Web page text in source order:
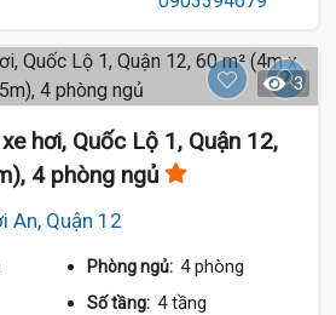
3
hơi, Quốc Lộ 1, Quận 12,
4 phòng ngủ
An, Quận 12
Phòng ngủ: 4 phòng
Số tầng: 4 tầng